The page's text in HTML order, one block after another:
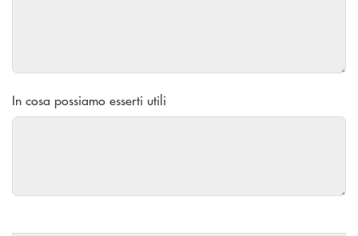
In cosa possiamo esserti utili